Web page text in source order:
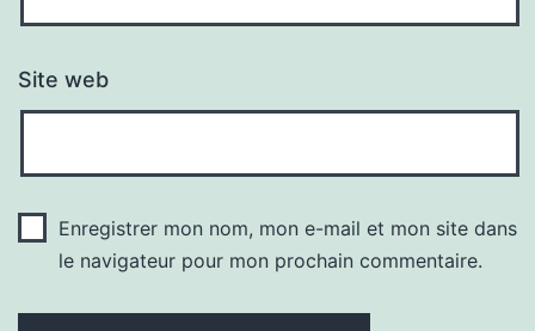
Site web
Enregistrer mon nom, mon e-mail et mon site dans
le navigateur pour mon prochain commentaire.